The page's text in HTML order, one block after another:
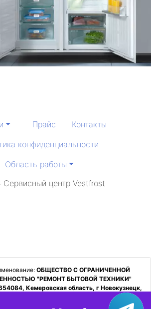
Прайс
Контакты
конфиденциальности
Область работы
центр Vestfrost
ОБЩЕСТВО С ОГРАНИЧЕННОЙ
"РЕМОНТ БЫТОВОЙ ТЕХНИКИ"
Кемеровская область, г Новокузнецк,
пр-кт Шахтеров, д. 31, кв. 2